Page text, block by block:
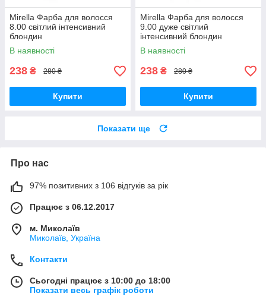
Mirella Фарба для волосся
8.00 світлий інтенсивний
блондин
В наявності
238 ₴ 280 ₴
Купити
Mirella Фарба для волосся
9.00 дуже світлий
інтенсивний блондин
В наявності
238 ₴ 280 ₴
Купити
Показати ще
Про нас
97% позитивних з 106 відгуків за рік
Працює з 06.12.2017
м. Миколаїв
Миколаїв, Україна
Контакти
Сьогодні працює з 10:00 до 18:00
Показати весь графік роботи